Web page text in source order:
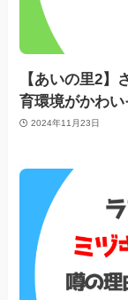
【あいの里2
育環境がかわい
2024年11月23日